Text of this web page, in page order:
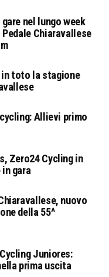
nel lungo week
Chiaravallese
toto la stagione
Allievi primo
Zero24 Cycling in
gara
nuovo
della 55^
Juniores:
prima uscita